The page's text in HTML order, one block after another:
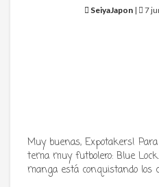
SeiyaJapon | 7
Muy buenas, Expotakers!
tema muy futbolero: Blue
manga está conquistando los